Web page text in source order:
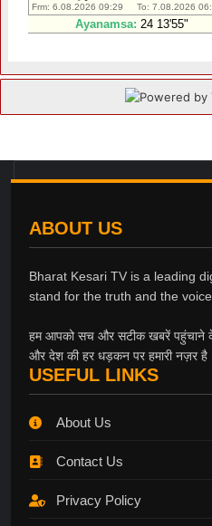
ABOUT US
Bharat Kesari TV is a leading
stand for the truth and the
हम आपको सच और सटीक खबरें पहुंचाने के
और देश की हर धड़कन पर हमारी नज़र है।
USEFUL LINKS
About Us
Contact Us
Privacy Policy